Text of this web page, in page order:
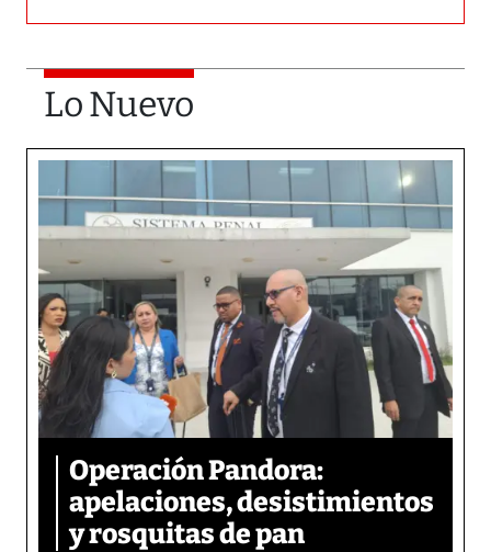
Lo Nuevo
Operación Pandora:
apelaciones, desistimientos
y rosquitas de pan